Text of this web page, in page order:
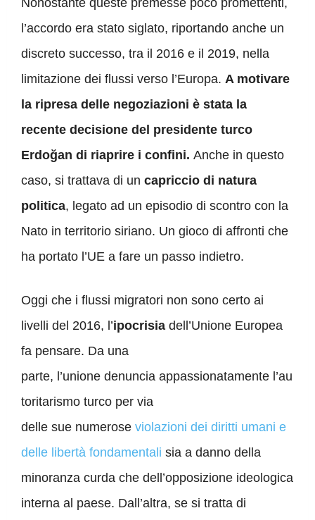
l’accordo era stato siglato, riportando anche un
discreto successo, tra il 2016 e il 2019, nella
limitazione dei flussi verso l’Europa. A motivare
la ripresa delle negoziazioni è stata la
recente decisione del presidente turco
Erdoğan di riaprire i confini. Anche in questo
caso, si trattava di un capriccio di natura
politica, legato ad un episodio di scontro con la
Nato in territorio siriano. Un gioco di affronti che
ha portato l’UE a fare un passo indietro.
Oggi che i flussi migratori non sono certo ai
livelli del 2016, l’ipocrisia dell’Unione Europea
fa pensare. Da una
parte, l’unione denuncia appassionatamente l’au
toritarismo turco per via
delle sue numerose violazioni dei diritti umani e
delle libertà fondamentali sia a danno della
minoranza curda che dell’opposizione ideologica
interna al paese. Dall’altra, se si tratta di